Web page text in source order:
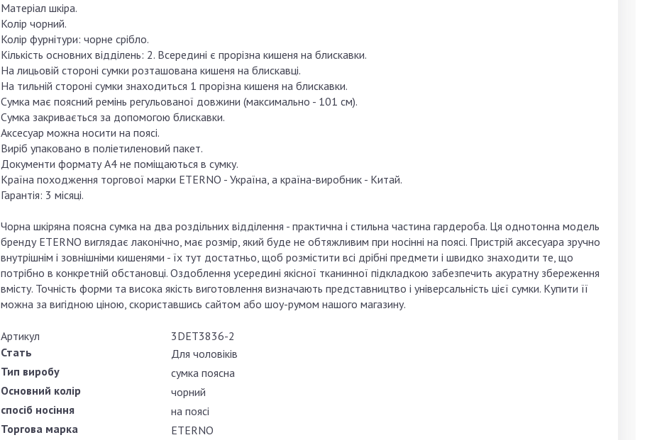
Матеріал шкіра.
Колір чорний.
Колір фурнітури: чорне срібло.
Кількість основних відділень: 2. Всередині є прорізна кишеня на блискавки.
На лицьовій стороні сумки розташована кишеня на блискавці.
На тильній стороні сумки знаходиться 1 прорізна кишеня на блискавки.
Сумка має поясний ремінь регульованої довжини (максимально - 101 см).
Сумка закривається за допомогою блискавки.
Аксесуар можна носити на поясі.
Виріб упаковано в поліетиленовий пакет.
Документи формату А4 не поміщаються в сумку.
Країна походження торгової марки ETERNO - Україна, а країна-виробник - Китай.
Гарантія: 3 місяці.
Чорна шкіряна поясна сумка на два роздільних відділення - практична і стильна частина гардероба. Ця однотонна модель
бренду ETERNO виглядає лаконічно, має розмір, який буде не обтяжливим при носінні на поясі. Пристрій аксесуара зручно
внутрішнім і зовнішніми кишенями - їх тут достатньо, щоб розмістити всі дрібні предмети і швидко знаходити те, що
потрібно в конкретній обстановці. Оздоблення усередині якісної тканинної підкладкою забезпечить акуратну збереження
вмісту. Точність форми та висока якість виготовлення визначають представництво і універсальність цієї сумки. Купити її
можна за вигідною ціною, скориставшись сайтом або шоу-румом нашого магазину.
Артикул
3DET3836-2
Стать
Для чоловіків
Тип виробу
сумка поясна
Основний колір
чорний
спосіб носіння
на поясі
Торгова марка
ETERNO